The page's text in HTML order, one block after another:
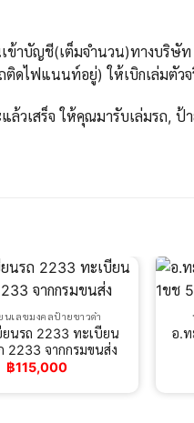
ข้าบัญชี(เต็มจำนวน)ทางบริษั
ดไฟแนนท์อยู่) ให้เบิกเล่มตัว
วเสร็จ ให้คุณมารับเล่มรถ,
นเลขมงคลป้ายขาวดำ
ยนรถ 2233 ทะเบียน
2233 จากกรมขนส่ง
฿115,000
อ.ท